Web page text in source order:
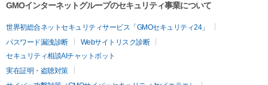
GMOインターネットグループのセキュリティ事業について
世界初総合ネットセキュリティサービス「GMOセキュリティ24」
パスワード漏洩診断
Webサイトリスク診断
セキュリティ相談AIチャットボット
実在証明・盗聴対策